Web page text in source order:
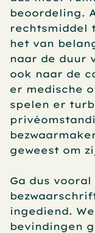
beoordeling.
rechtsmiddel
het van
naar de duur
ook naar de
er medische
spelen er
geweest om
Ga dus
ingediend.
bevindingen